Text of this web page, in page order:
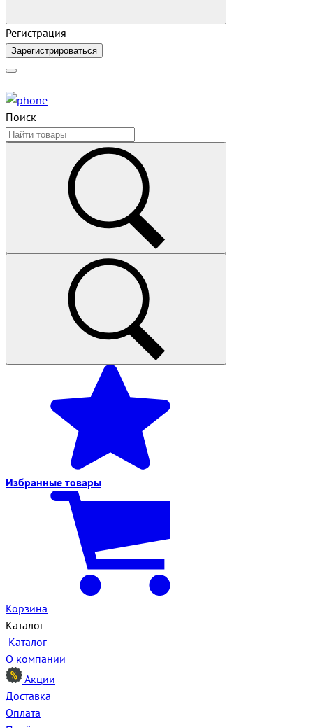
Регистрация
Зарегистрироваться
Поиск
Избранные товары
Корзина
Каталог
Каталог
О компании
Акции
Доставка
Оплата